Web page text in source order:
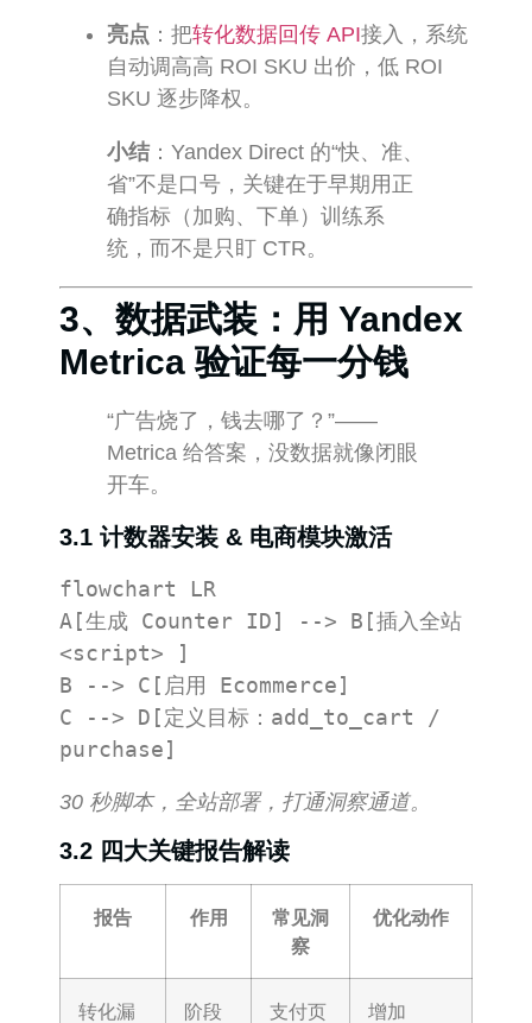
亮点 ：把转化数据回传 API接入，系统
自动调高高 ROI SKU 出价，低 ROI
SKU 逐步降权。
小结：Yandex Direct 的“快、准、
省”不是口号，关键在于早期用正
确指标（加购、下单）训练系
统，而不是只盯 CTR。
3、数据武装：用 Yandex
Metrica 验证每一分钱
“广告烧了，钱去哪了？”——
Metrica 给答案，没数据就像闭眼
开车。
3.1 计数器安装 & 电商模块激活
flowchart LR
A[生成 Counter ID] --> B[插入全站
<script> ]
B --> C[启用 Ecommerce]
C --> D[定义目标：add_to_cart /
30 秒脚本，全站部署，打通洞察通道。
3.2 四大关键报告解读
报告 作用
常见洞
察
优化动作
转化漏
阶段
支付页
增加